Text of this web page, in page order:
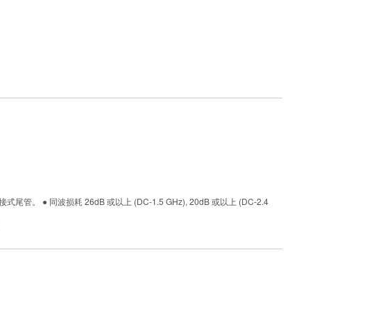
尾管。 ● 同波损耗 26dB 或以上 (DC-1.5 GHz), 20dB 或以上 (DC-2.4